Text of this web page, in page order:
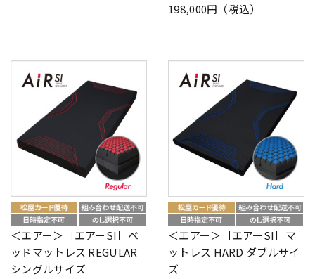
198,000円（税込）
＜エアー＞［エアーSI］ベ
ッドマットレス REGULAR
シングルサイズ
＜エアー＞［エアーSI］マ
ットレス HARD ダブルサイ
ズ